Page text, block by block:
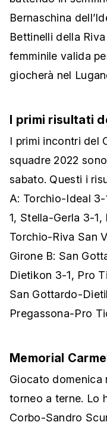
Bernaschina
Bettinelli della
femminile valida
giocherà nel
I primi risultati
I primi incontri del
squadre 2022
sabato. Questi i
A: Torchio-Ideal
1, Stella-Gerla 3-
Torchio-Riva San
Girone B: San
Dietikon 3-1, Pro
San Gottardo-
Pregassona-Pro
Memorial
Giocato domenica
torneo a terne. Lo
Corbo-Sandro